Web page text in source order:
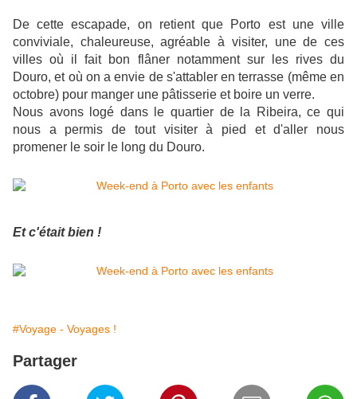
De cette escapade, on retient que Porto est une ville
conviviale, chaleureuse, agréable à visiter, une de ces
villes où il fait bon flâner notamment sur les rives du
Douro, et où on a envie de s'attabler en terrasse (même en
octobre) pour manger une pâtisserie et boire un verre.
Nous avons logé dans le quartier de la Ribeira, ce qui
nous a permis de tout visiter à pied et d'aller nous
promener le soir le long du Douro.
Et c'était bien !
#Voyage - Voyages !
Partager